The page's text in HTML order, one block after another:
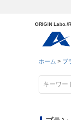
ORIGIN Labo./
ホーム ブ